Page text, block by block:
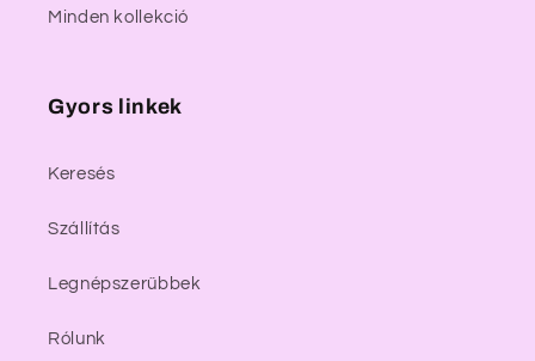
Minden kollekció
Gyors linkek
Keresés
Szállítás
Legnépszerűbbek
Rólunk